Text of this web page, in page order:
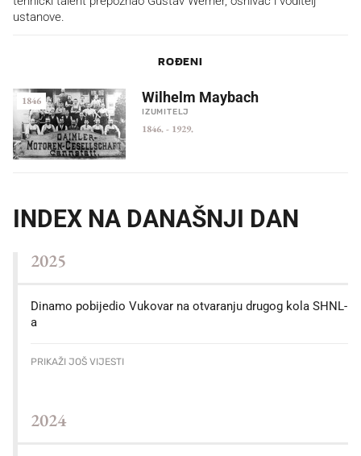
ustanove.
ROĐENI
Wilhelm Maybach
IZUMITELJ
1846.- 1929.
1846
INDEX NA DANAŠNJI DAN
2025
Dinamo pobijedio Vukovar na otvaranju drugog kola SHNL-
a
PRIKAŽI JOŠ VIJESTI
2024